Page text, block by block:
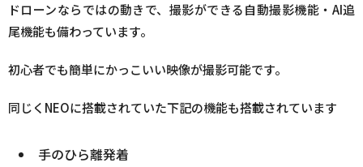
ドローンならではの動きで、撮影ができる自動撮影機能・AI追
尾機能も備わっています。
初心者でも簡単にかっこいい映像が撮影可能です。
同じくNEOに搭載されていた下記の機能も搭載されています
手のひら離発着